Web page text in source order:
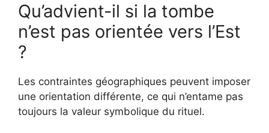
Qu’advient-il si la tombe
n’est pas orientée vers l’Est
?
Les contraintes géographiques peuvent imposer
une orientation différente, ce qui n’entame pas
toujours la valeur symbolique du rituel.